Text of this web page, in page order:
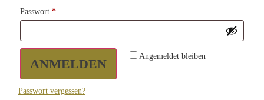
Passwort *
Angemeldet bleiben
ANMELDEN
Passwort vergessen?